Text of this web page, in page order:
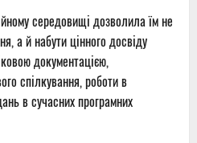
середовищі дозволила їм не
а й набути цінного досвіду
документацією,
спілкування, роботи в
в сучасних програмних